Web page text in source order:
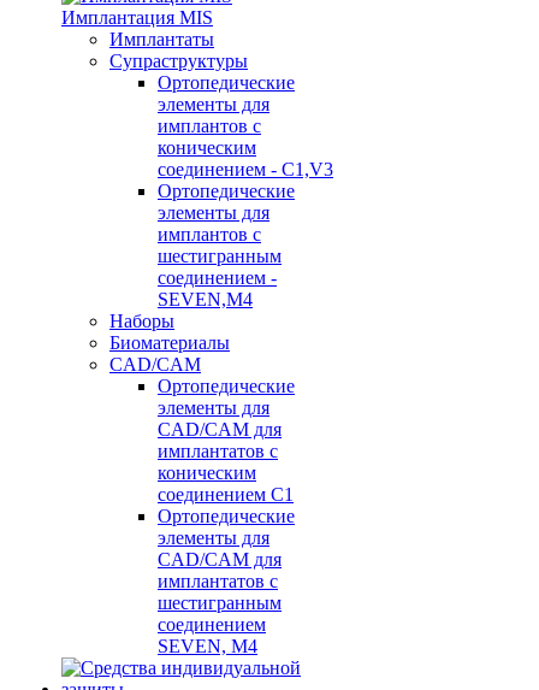
Имплантация MIS
Имплантаты
Супраструктуры
Ортопедические
элементы для
имплантов с
коническим
соединением - C1,V3
Ортопедические
элементы для
имплантов с
шестигранным
соединением -
SEVEN,M4
Наборы
Биоматериалы
CAD/CAM
Ортопедические
элементы для
CAD/CAM для
имплантатов с
коническим
соединением С1
Ортопедические
элементы для
CAD/CAM для
имплантатов с
шестигранным
соединением
SEVEN, М4